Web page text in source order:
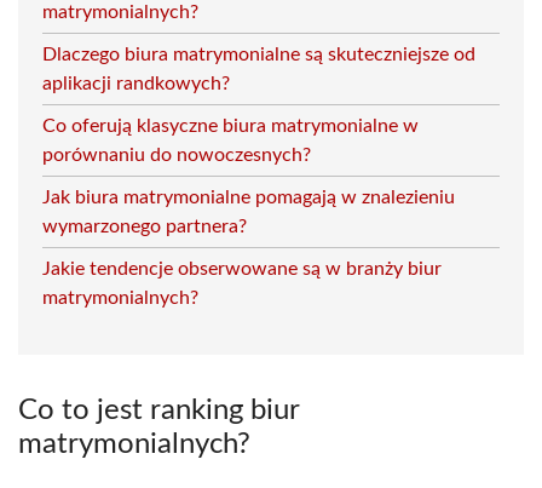
matrymonialnych?
Dlaczego biura matrymonialne są skuteczniejsze od
aplikacji randkowych?
Co oferują klasyczne biura matrymonialne w
porównaniu do nowoczesnych?
Jak biura matrymonialne pomagają w znalezieniu
wymarzonego partnera?
Jakie tendencje obserwowane są w branży biur
matrymonialnych?
Co to jest ranking biur
matrymonialnych?